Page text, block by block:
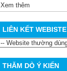
Xem thêm
LIÊN KẾT WEBISTE
THĂM DÒ Ý KIẾN